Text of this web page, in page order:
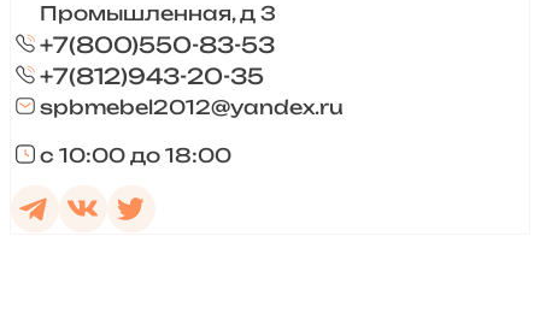
Промышленная, д 3
+7(800)550-83-53
+7(812)943-20-35
spbmebel2012@yandex.ru
с 10:00 до 18:00